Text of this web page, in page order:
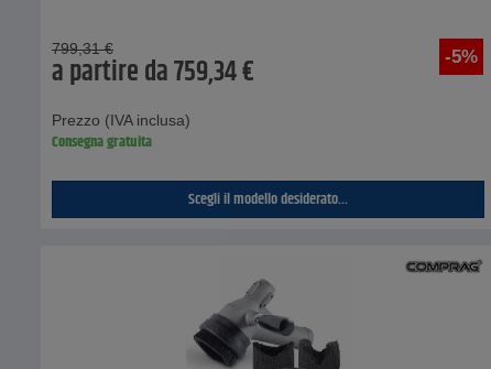
-5%
799,31 €
a partire da759,34€
Prezzo (IVA inclusa)
Consegna gratuita
Scegli il modello desiderato...